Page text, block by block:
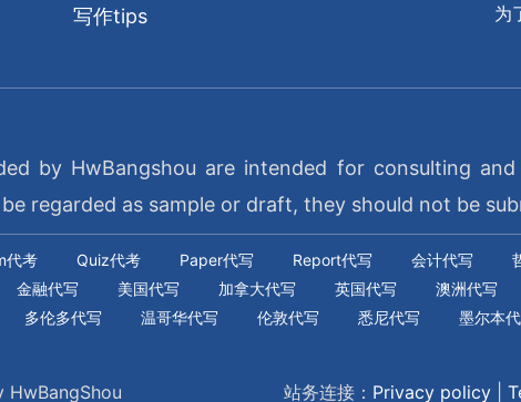
写作tips 为
by HwBangshou are intended for consulting
regarded as sample or draft, they should not be
代考 Quiz代考 Paper代写 Report代写 会计代写
金融代写 美国代写 加拿大代写 英国代写
澳洲代写
多伦多代写 温哥华代写 伦敦代写 悉尼代写 墨尔本
站务连接： Privacy policy